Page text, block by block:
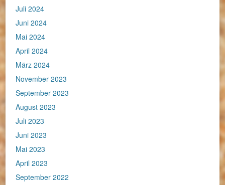
Juli 2024
Juni 2024
Mai 2024
April 2024
März 2024
November 2023
September 2023
August 2023
Juli 2023
Juni 2023
Mai 2023
April 2023
September 2022